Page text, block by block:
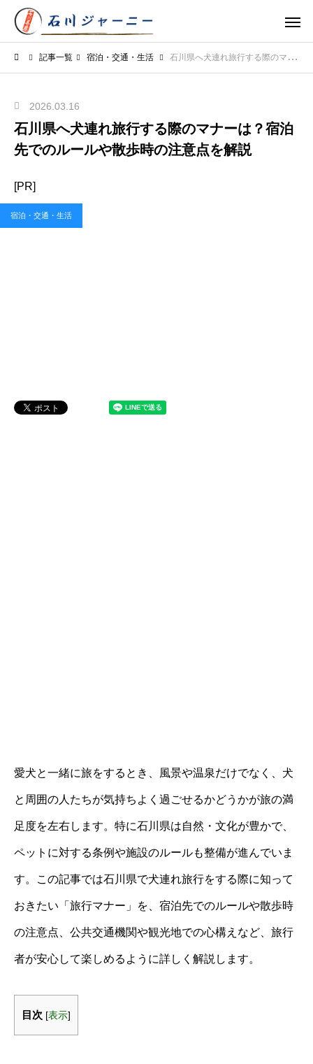
記事一覧 宿泊・交通・生活 石川県へ犬連れ旅行する際のマナーは？宿泊先でのルールや散歩時の注意点を解説
2026.03.16
石川県へ犬連れ旅行する際のマナーは？宿泊
先でのルールや散歩時の注意点を解説
[PR]
宿泊・交通・生活
愛犬と一緒に旅をするとき、風景や温泉だけでなく、犬
と周囲の人たちが気持ちよく過ごせるかどうかが旅の満
足度を左右します。特に石川県は自然・文化が豊かで、
ペットに対する条例や施設のルールも整備が進んでいま
す。この記事では石川県で犬連れ旅行をする際に知って
おきたい「旅行マナー」を、宿泊先でのルールや散歩時
の注意点、公共交通機関や観光地での心構えなど、旅行
者が安心して楽しめるように詳しく解説します。
目次 [表示]